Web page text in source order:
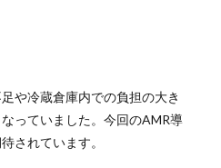
や冷蔵倉庫内での負担の大き
っていました。今回のAMR導
されています。